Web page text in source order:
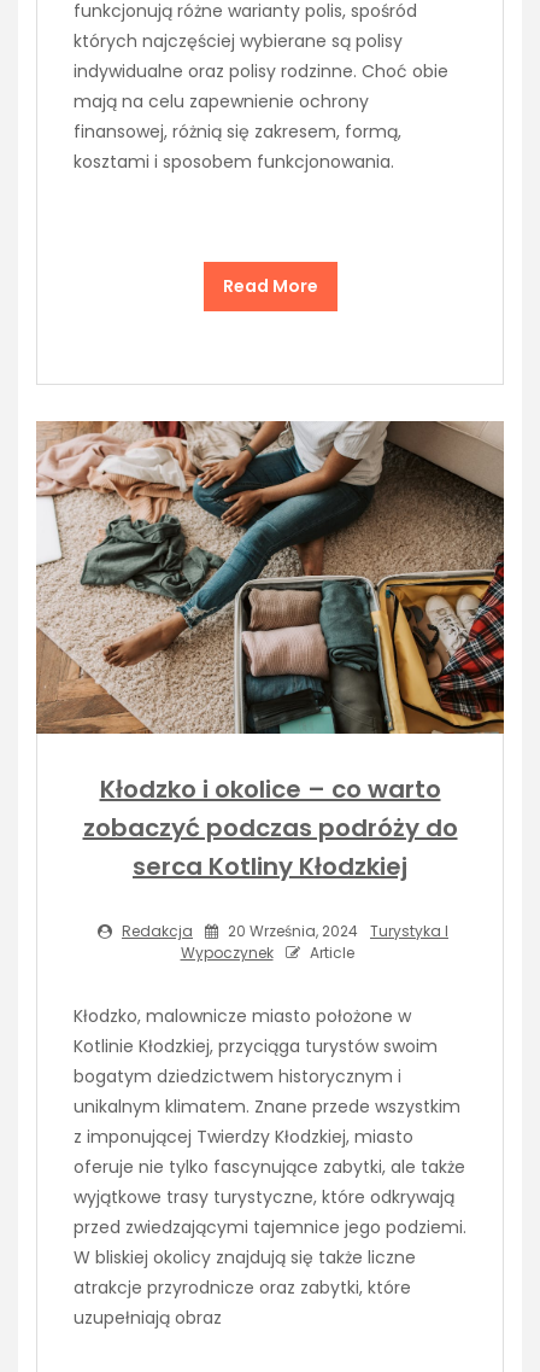
funkcjonują różne warianty polis, spośród
których najczęściej wybierane są polisy
indywidualne oraz polisy rodzinne. Choć obie
mają na celu zapewnienie ochrony
finansowej, różnią się zakresem, formą,
kosztami i sposobem funkcjonowania.
Read More
Kłodzko i okolice – co warto
zobaczyć podczas podróży do
serca Kotliny Kłodzkiej
Redakcja 20 Września, 2024 Turystyka I
Wypoczynek
Article
Kłodzko, malownicze miasto położone w
Kotlinie Kłodzkiej, przyciąga turystów swoim
bogatym dziedzictwem historycznym i
unikalnym klimatem. Znane przede wszystkim
z imponującej Twierdzy Kłodzkiej, miasto
oferuje nie tylko fascynujące zabytki, ale także
wyjątkowe trasy turystyczne, które odkrywają
przed zwiedzającymi tajemnice jego podziemi.
W bliskiej okolicy znajdują się także liczne
atrakcje przyrodnicze oraz zabytki, które
uzupełniają obraz